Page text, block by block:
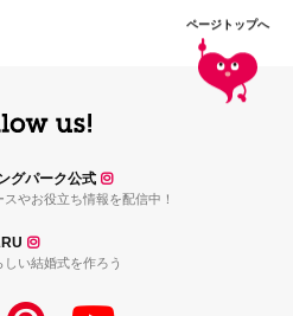
ページトップへ
グパーク公式
やお役立ち情報を配信中！
しい結婚式を作ろう